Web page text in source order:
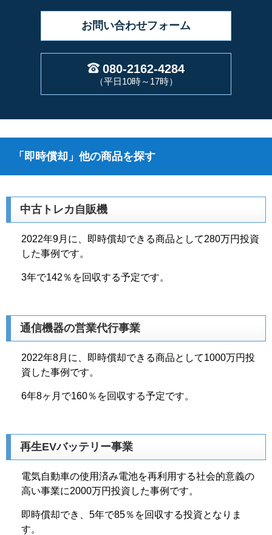
お問い合わせフォーム
080-2162-4284
（平日10時～17時）
「即時償却」他の商品を探す
中古トレカ自販機
2022年9月に、即時償却できる商品として280万円投資
した事例です。
3年で142％を回収する予定です。
通信機器の営業代行事業
2022年8月に、即時償却できる商品として1000万円投
資した事例です。
6年8ヶ月で160％を回収する予定です。
再生EVバッテリー事業
電気自動車の使用済み電池を再利用する社会的意義の
高い事業に2000万円投資した事例です。
即時償却でき、5年で85％を回収する投資となりま
す。